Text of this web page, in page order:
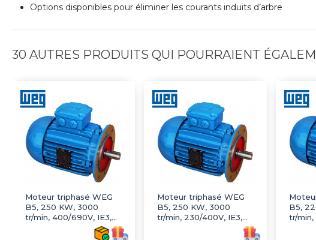
Options disponibles pour éliminer les courants induits d’arbre
30 AUTRES PRODUITS QUI POURRAIENT
Moteur triphasé WEG
B5, 250 KW, 3000
tr/min, 400/690V, IE3,
Moteur triphasé WEG
B5, 250 KW, 3000
tr/min, 230/400V, IE3,
B5,
tr/min,